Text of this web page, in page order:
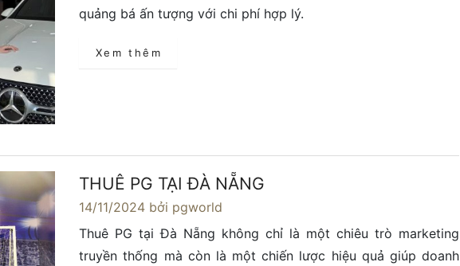
quảng bá ấn tượng với chi phí hợp lý.
Xem thêm
THUÊ PG TẠI ĐÀ NẴNG
14/11/2024 bởi pgworld
Thuê PG tại Đà Nẵng không chỉ là một chiêu trò marketing
truyền thống mà còn là một chiến lược hiệu quả giúp doanh